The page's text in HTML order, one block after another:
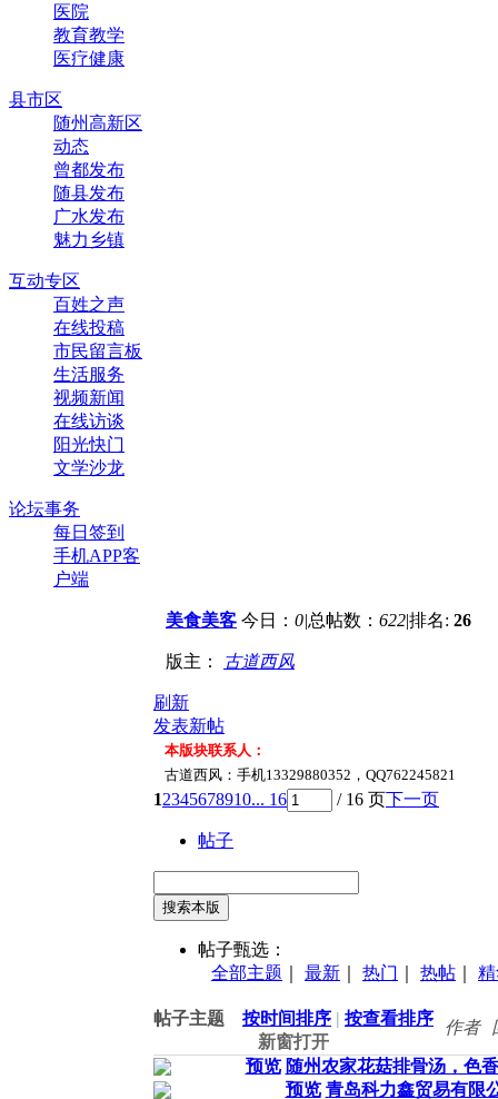
医院
教育教学
医疗健康
县市区
随州高新区
动态
曾都发布
随县发布
广水发布
魅力乡镇
互动专区
百姓之声
在线投稿
市民留言板
生活服务
视频新闻
在线访谈
阳光快门
文学沙龙
论坛事务
每日签到
手机APP客
户端
美食美客 今日： 0|总帖数： 622|排名: 26
版主： 古道西风
刷新
发表新帖
本版块联系人：
古道西风：手机13329880352，QQ762245821
12345678910... 16 / 16 页下一页
帖子
搜索本版
帖子甄选：
全部主题
最新 热门 热帖
帖子主题 按时间排序 | 按查看排序
新窗打开
作者
预览 随州农家花菇排骨汤，色
预览 青岛科力鑫贸易有限